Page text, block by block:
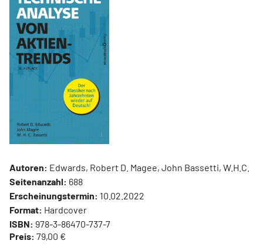
Autoren: Edwards, Robert D. Magee, John Bassetti, W.H.C.
Seitenanzahl: 688
Erscheinungstermin: 10.02.2022
Format: Hardcover
ISBN: 978-3-86470-737-7
Preis: 79,00 €